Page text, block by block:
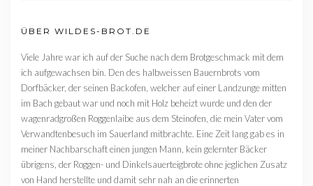
ÜBER WILDES-BROT.DE
Viele Jahre war ich auf der Suche nach dem Brotgeschmack mit dem
ich aufgewachsen bin. Den des halbweissen Bauernbrots vom
Dorfbäcker, der seinen Backofen, welcher auf einer Landzunge mitten
im Bach gebaut war und noch mit Holz beheizt wurde und den der
wagenradgroßen Roggenlaibe aus dem Steinofen, die mein Vater vom
Verwandtenbesuch im Sauerland mitbrachte. Eine Zeit lang gab es in
meiner Nachbarschaft einen jungen Mann, kein gelernter Bäcker
übrigens, der Roggen- und Dinkelsauerteigbrote ohne jeglichen Zusatz
von Hand herstellte und damit sehr nah an die erinnerten